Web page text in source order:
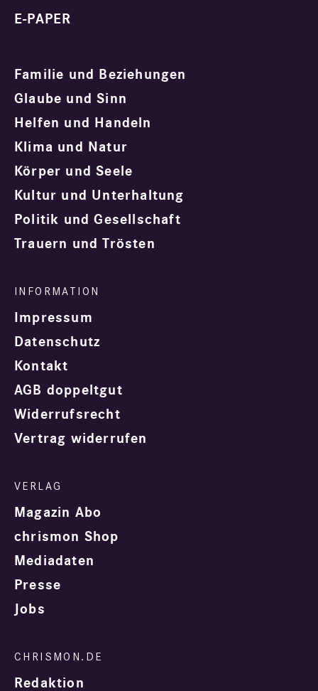
E-PAPER
Familie und Beziehungen
Glaube und Sinn
Helfen und Handeln
Klima und Natur
Körper und Seele
Kultur und Unterhaltung
Politik und Gesellschaft
Trauern und Trösten
Impressum
Datenschutz
Kontakt
AGB doppeltgut
Widerrufsrecht
Vertrag widerrufen
Magazin Abo
chrismon Shop
Mediadaten
Presse
Jobs
Redaktion